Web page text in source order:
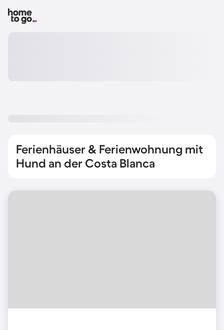
Ferienhäuser & Ferienwohnung mit
Hund an der Costa Blanca